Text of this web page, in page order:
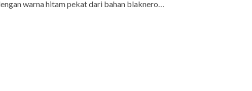
warna hitam pekat dari bahan blaknero…